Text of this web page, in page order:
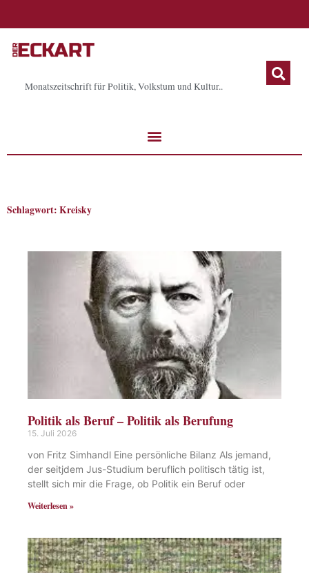
Monatszeitschrift für Politik, Volkstum und Kultur..
Schlagwort: Kreisky
Politik als Beruf – Politik als Berufung
15. Juli 2026
von Fritz Simhandl Eine persönliche Bilanz Als jemand,
der seitjdem Jus-Studium beruflich politisch tätig ist,
stellt sich mir die Frage, ob Politik ein Beruf oder
Weiterlesen »
Seite Seite